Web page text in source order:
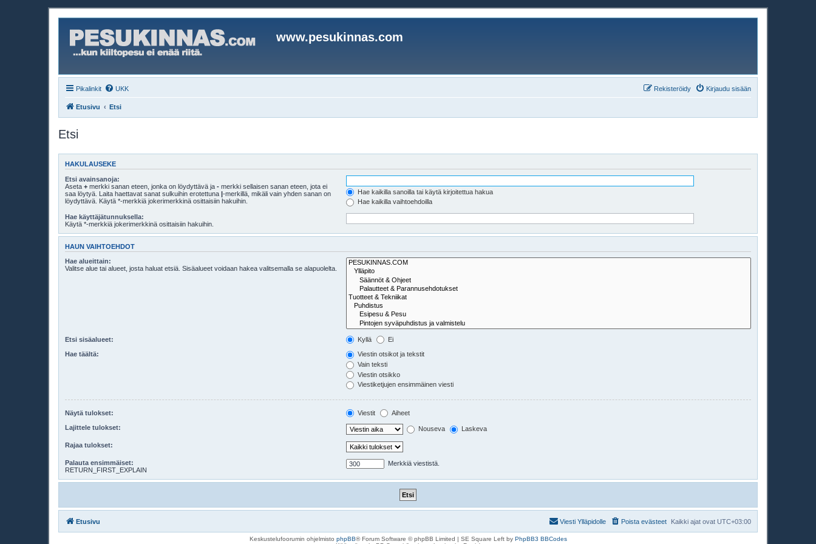
www.pesukinnas.com
Pikalinkit UKK Kirjaudu sisään
Rekisteröidy
Etusivu Etsi
Etsi
HAKULAUSEKE
Etsi avainsanoja:
Aseta + merkki sanan eteen, jonka on löydyttävä ja - merkki sellaisen sanan eteen, jota ei
saa löytyä. Laita haettavat sanat sulkuihin erotettuna |-merkillä, mikäli vain yhden sanan on
löydyttävä. Käytä *-merkkiä jokerimerkkinä osittaisiin hakuihin.
Hae kaikilla sanoilla tai käytä kirjoitettua hakua
Hae kaikilla vaihtoehdoilla
Hae käyttäjätunnuksella:
Käytä *-merkkiä jokerimerkkinä osittaisiin hakuihin.
HAUN VAIHTOEHDOT
Hae alueittain:
Valitse alue tai alueet, josta haluat etsiä. Sisäalueet voidaan hakea valitsemalla se alapuolelta.
Etsi sisäalueet: Kyllä Ei
Hae täältä:
Viestin otsikot ja tekstit
Vain teksti
Viestin otsikko
Viestiketjujen ensimmäinen viesti
Näytä tulokset: Viestit Aiheet
Lajittele tulokset: Nouseva Laskeva
Rajaa tulokset:
Palauta ensimmäiset:
RETURN_FIRST_EXPLAIN
Merkkiä viestistä.
Etusivu Kaikki ajat ovat UTC+03:00
Poista evästeet
Viesti Ylläpidolle
Keskustelufoorumin ohjelmisto phpBB® Forum Software © phpBB Limited | SE Square Left by PhpBB3 BBCodes